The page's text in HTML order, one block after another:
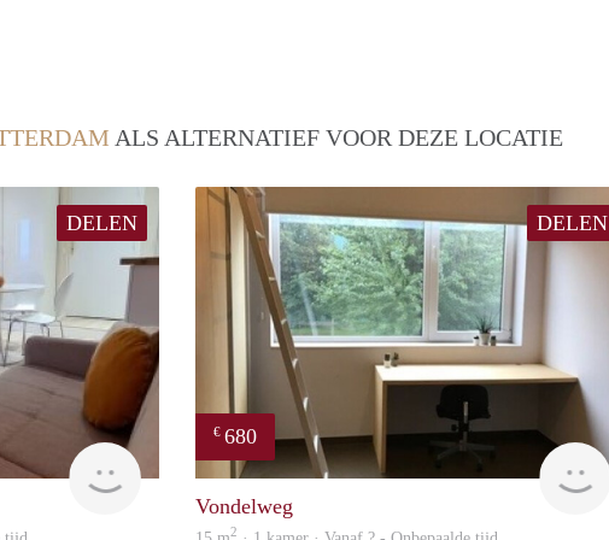
ALS ALTERNATIEF VOOR DEZE LOCATIE
DELEN DELEN
€ 680
Vondelweg
2